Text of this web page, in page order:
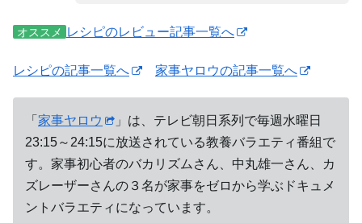
オススメ レシピのレビュー記事一覧へ
レシピの記事一覧へ 家事ヤロウの記事一覧へ
「 家事ヤロウ
」は、テレビ朝日系列で毎週水曜日
23:15～24:15に放送されている教養バラエティ番組で
す。家事初心者のバカリズムさん、中丸雄一さん、カ
ズレーザーさんの３名が家事をゼロから学ぶドキュメ
ントバラエティになっています。